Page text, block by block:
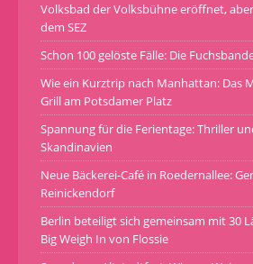
Volksbad der Volksbühne eröffnet,
dem SEZ
Schon 100 gelöste Fälle: Die
Wie ein Kurztrip nach Manhattan: Das
Grill am Potsdamer Platz
Spannung für die Ferientage: Thriller
Skandinavien
Neue Bäckerei-Café in Roedernallee:
Reinickendorf
Berlin beteiligt sich gemeinsam mit 30
Big Weigh In von Flossie